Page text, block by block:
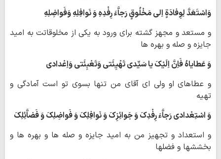
وَاسْتَعَدَّ لِوِفادَةٍ اِلی مَخْلُوقٍ رَجاَّءَ رِفْدِهِ وَ نَوافِلِهِ وَفَواضِلِهِ
و مستعد و مجهز گشته برای ورود به یکی از مخلوقاتت به امید
جایزه و صله و بهره ها
وَ عَطایاهُ فَاِنَّ اِلَیْکَ یا سَیِّدی تَهْیِئَتی وَتَعْبِئَتی وَاِعْدادی
و عطاهای او ولی ای آقای من تنها بسوی تو است آمادگی و
تهیه
وَ اسْتِعْدادی رَجاَّءَ رِفْدِکَ وَ جَوائِزِکَ وَ نَوافِلِکَ وَ فَواضِلِکَ وَ فَضاَّئِلِکَ
و استعداد و تجهیز من به امید جایزه و صله ها و بهره ها و
بخششها و فضلها